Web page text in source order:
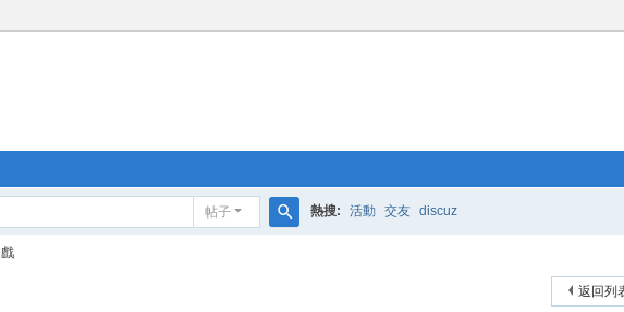
帖子 熱搜: 活動 交友 discuz
返回列